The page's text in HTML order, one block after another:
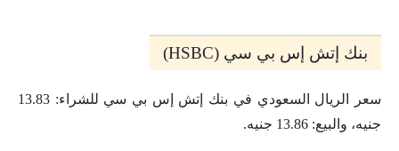
بنك إتش إس بي سي (HSBC)
سعر الريال السعودي في بنك إتش إس بي سي للشراء: 13.83
جنيه، والبيع: 13.86 جنيه.